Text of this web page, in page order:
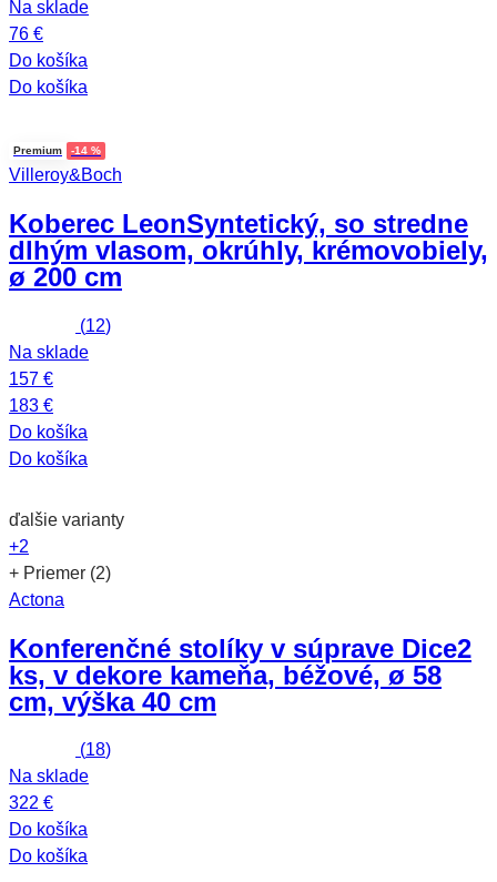
Na sklade
76 €
Do košíka
Do košíka
Premium -14 %
Villeroy&Boch
Koberec LeonSyntetický, so stredne
dlhým vlasom, okrúhly, krémovobiely,
ø 200 cm
(12)
Na sklade
157 €
183 €
Do košíka
Do košíka
ďalšie varianty
+2
+ Priemer (2)
Actona
Konferenčné stolíky v súprave Dice2
ks, v dekore kameňa, béžové, ø 58
cm, výška 40 cm
(18)
Na sklade
322 €
Do košíka
Do košíka